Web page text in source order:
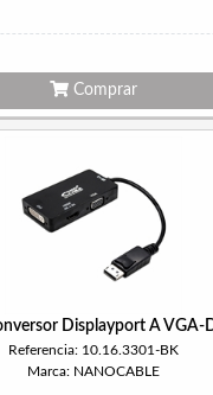
Comprar
Displayport A VGA-
Referencia: 10.16.3301-BK
Marca: NANOCABLE